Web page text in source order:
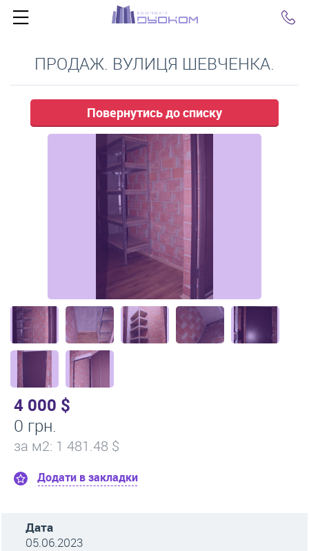
ПРОДАЖ. ВУЛИЦЯ ШЕВЧЕНКА.
Повернутись до списку
4 000 $
0 грн.
за м2: 1 481.48 $
Додати в закладки
Дата
05.06.2023